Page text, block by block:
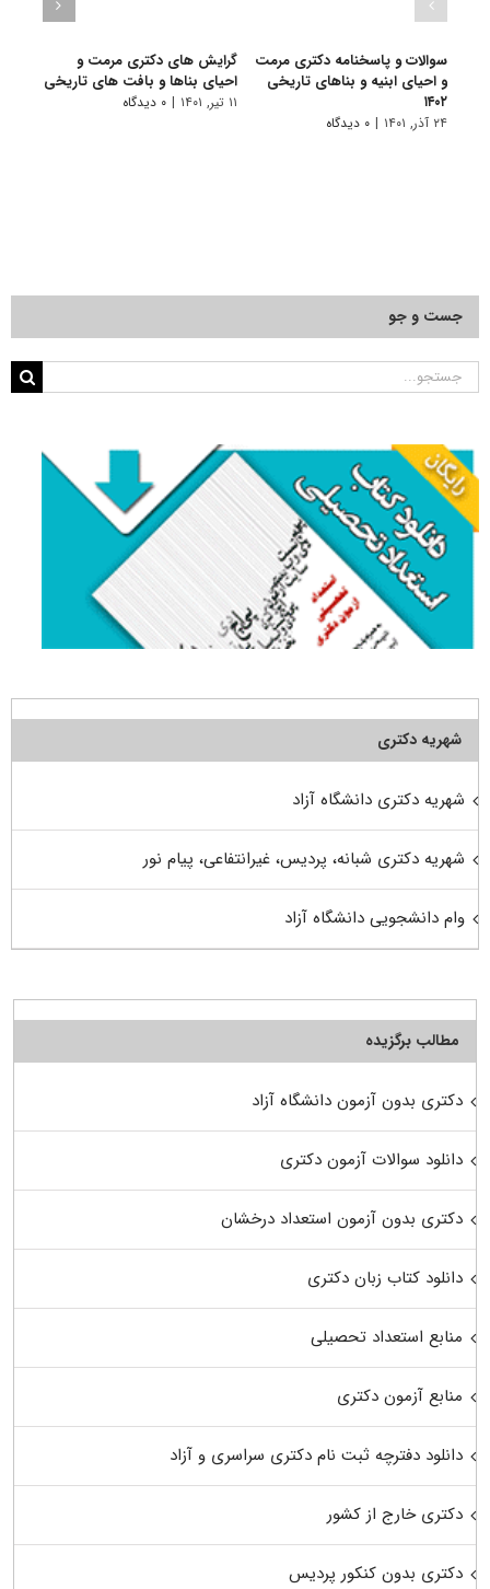
سوالات و پاسخنامه دکتری مرمت
و احیای ابنیه و بناهای تاریخی
۱۴۰۲
۲۴ آذر, ۱۴۰۱ | ۰ دیدگاه
گرایش های دکتری ﻣﺮﻣﺖ و
احیای بناها و بافت های تاریخی
۱۱ تیر, ۱۴۰۱ | ۰ دیدگاه
جست و جو
جستجو
شهریه دکتری
شهریه دکتری دانشگاه آزاد
شهریه دکتری شبانه، پردیس، غیرانتفاعی، پیام نور
وام دانشجویی دانشگاه آزاد
مطالب برگزیده
دکتری بدون آزمون دانشگاه آزاد
دانلود سوالات آزمون دکتری
دکتری بدون آزمون استعداد درخشان
دانلود کتاب زبان دکتری
منابع استعداد تحصیلی
منابع آزمون دکتری
دانلود دفترچه ثبت نام دکتری سراسری و آزاد
دکتری خارج از کشور
دکتری بدون کنکور پردیس